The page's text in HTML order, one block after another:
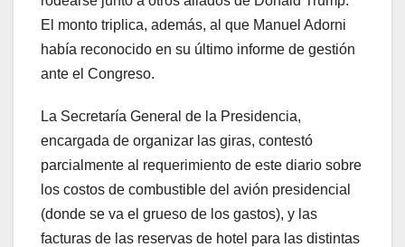
El monto triplica, además, al que Manuel Adorni
había reconocido en su último informe de gestión
ante el Congreso.
La Secretaría General de la Presidencia,
encargada de organizar las giras, contestó
parcialmente al requerimiento de este diario sobre
los costos de combustible del avión presidencial
(donde se va el grueso de los gastos), y las
facturas de las reservas de hotel para las distintas